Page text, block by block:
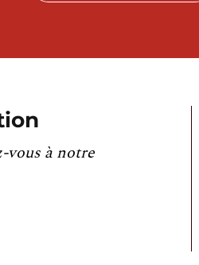
vous à notre